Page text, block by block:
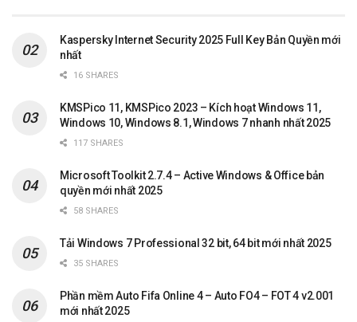
Kaspersky Internet Security 2025 Full Key Bản Quyền mới
nhất
16 SHARES
KMSPico 11, KMSPico 2023 – Kích hoạt Windows 11,
Windows 10, Windows 8.1, Windows 7 nhanh nhất 2025
117 SHARES
Microsoft Toolkit 2.7.4 – Active Windows & Office bản
quyền mới nhất 2025
58 SHARES
Tải Windows 7 Professional 32 bit, 64 bit mới nhất 2025
35 SHARES
Phần mềm Auto Fifa Online 4 – Auto FO4 – FOT 4 v2.001
mới nhất 2025